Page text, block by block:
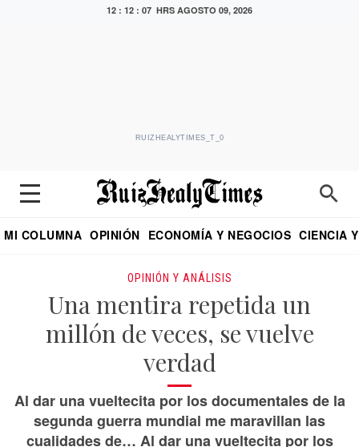
12 : 12 : 08 HRS AGOSTO 09, 2026
RUIZHEALYTIMES_T_0
MI COLUMNA OPINIÓN ECONOMÍA Y NEGOCIOS CIENCIA
OPINIÓN Y ANÁLISIS
Una mentira repetida un
millón de veces, se vuelve
verdad
Al dar una vueltecita por los documentales de la
segunda guerra mundial me maravillan las
cualidades de… Al dar una vueltecita por los